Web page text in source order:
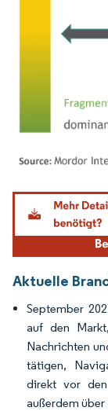
Bild © Mordor
Aktuelle
September
auf den
Nachrichten
tätigen,
direkt vor
außerdem